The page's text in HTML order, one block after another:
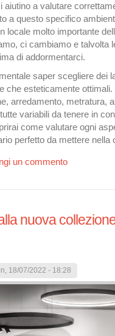
aiutino a valutare
a questo specifico
locale molto importante
ci cambiamo e talvolta
di addormentarci.
saper scegliere dei
che esteticamente
arredamento, metratura,
variabili da tenere in
come valutare ogni
perfetto da mettere nella
PER CAMERA da
un commento
nuova
18/07/2022 - 18:28